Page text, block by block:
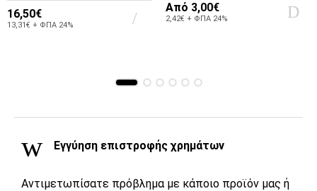
16,50€
13,31€ + ΦΠΑ 24%
Από 3,00€
2,42€ + ΦΠΑ 24%
Εγγύηση επιστροφής χρημάτων
Αντιμετωπίσατε πρόβλημα με κάποιο προϊόν μας ή